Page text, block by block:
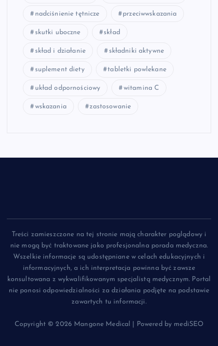
nadciśnienie tętnicze przeciwwskazania
skutki uboczne skład
skład i działanie składniki aktywne
suplement diety tabletki powlekane
układ odpornościowy witamina C
wskazania zastosowanie
Treści zamieszczone na tej stronie mają charakter poglądowy i
nie mogą być traktowane jako profesjonalna porada medyczna.
Wszelkie informacje są udostępniane w celach edukacyjnych i
informacyjnych, a ich interpretacja powinna być zawsze
konsultowana z wykwalifikowanym specjalistą medycznym. Portal
nie ponosi odpowiedzialności za działania podjęte na podstawie
zawartych tu informacji.
Copyright © 2026 Mangone Medical | Powered by mediSEO